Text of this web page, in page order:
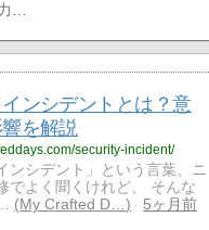
ンシデントとは？意
を解説
security-incident/
ンシデント」という言葉、ニ
でよく聞くけれど、 そんな
My Crafted D…
5ヶ月前